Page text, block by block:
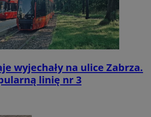
wyjechały na ulice Zabrza.
linię nr 3